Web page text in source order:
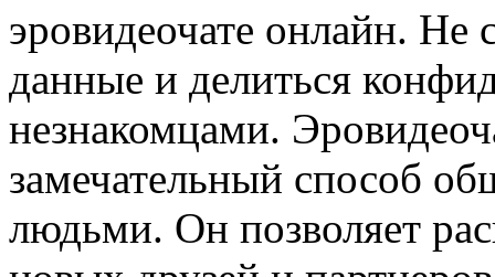
эровидеочате онлайн. Не
данные и делиться
незнакомцами.
замечательный способ
людьми. Он позволяет